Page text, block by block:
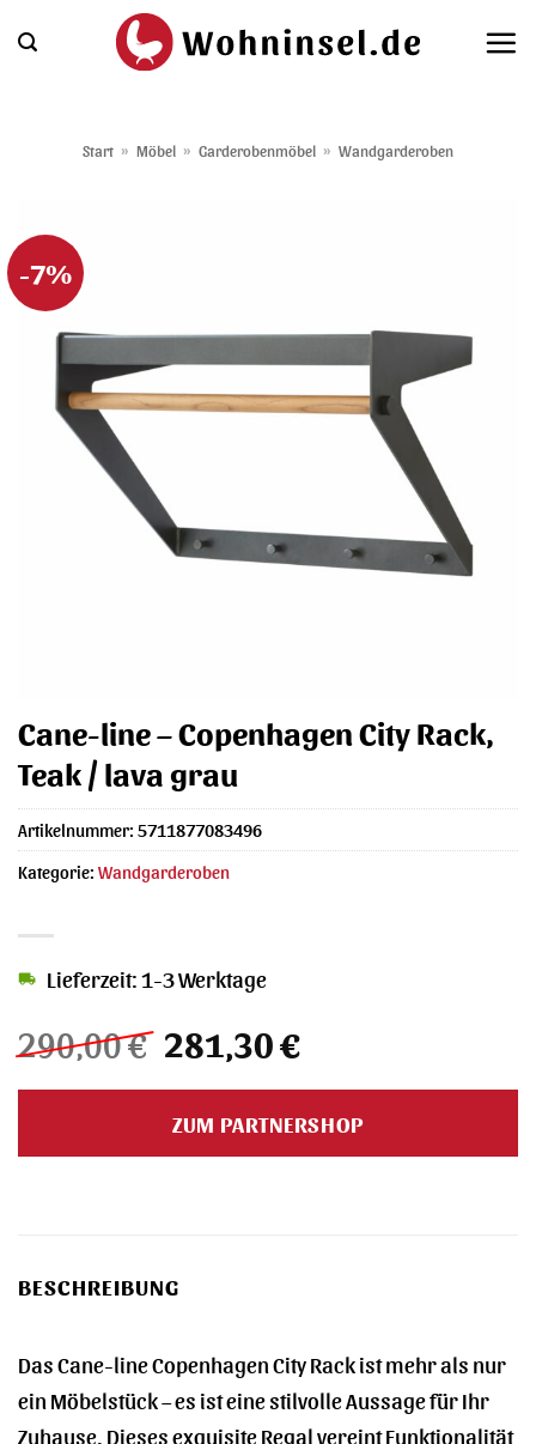
Inhalt
Start » Möbel » Garderobenmöbel » Wandgarderoben
-7%
Cane-line – Copenhagen City Rack,
Teak / lava grau
290,00€ Ursprünglicher
Preis
war:
290,00 €
281,30€Aktueller
ist:
281,30 €.
Lieferzeit: 1-3 Werktage
ZUM PARTNERSHOP
Artikelnummer: 5711877083496
Kategorie: Wandgarderoben
BESCHREIBUNG
Das Cane-line Copenhagen City Rack ist mehr als nur
ein Möbelstück – es ist eine stilvolle Aussage für Ihr
Zuhause. Dieses exquisite Regal vereint Funktionalität